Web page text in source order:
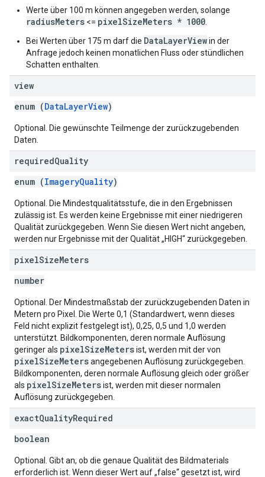
Werte über 100 m können angegeben werden, solange
radiusMeters <= pixelSizeMeters * 1000
Bei Werten über 175 m darf die DataLayerViewin der
Anfrage jedoch keinen monatlichen Fluss oder stündlichen
Schatten enthalten.
view
enum (DataLayerView)
Optional. Die gewünschte Teilmenge der zurückzugebenden
Daten.
requiredQuality
enum (ImageryQuality)
Optional. Die Mindestqualitätsstufe, die in den Ergebnissen
zulässig ist. Es werden keine Ergebnisse mit einer niedrigeren
Qualität zurückgegeben. Wenn Sie diesen Wert nicht angeben,
werden nur Ergebnisse mit der Qualität „HIGH“ zurückgegeben.
pixelSizeMeters
number
Optional. Der Mindestmaßstab der zurückzugebenden Daten in
Metern pro Pixel. Die Werte 0,1 (Standardwert, wenn dieses
Feld nicht explizit festgelegt ist), 0,25, 0,5 und 1,0 werden
unterstützt. Bildkomponenten, deren normale Auflösung
geringer als pixelSizeMetersist, werden mit der von
pixelSizeMetersangegebenen Auflösung zurückgegeben.
Bildkomponenten, deren normale Auflösung gleich oder größer
als pixelSizeMetersist, werden mit dieser normalen
Auflösung zurückgegeben.
exactQualityRequired
boolean
Optional. Gibt an, ob die genaue Qualität des Bildmaterials
erforderlich ist. Wenn dieser Wert auf „false“ gesetzt ist, wird